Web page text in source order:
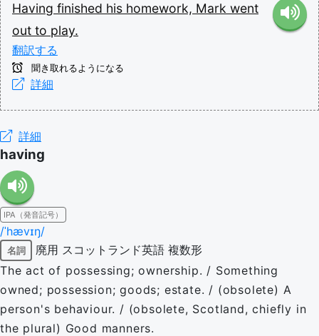
Having finished his homework, Mark went
out to play.
翻訳する
聞き取れるようになる
詳細
詳細
having
IPA（発音記号）
/ˈhævɪŋ/
名詞 廃用 スコットランド英語 複数形
The act of possessing; ownership. / Something
owned; possession; goods; estate. / (obsolete) A
person's behaviour. / (obsolete, Scotland, chiefly in
the plural) Good manners.